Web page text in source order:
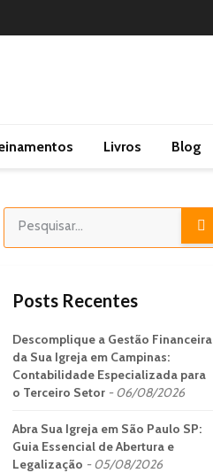
Livros Blog
Posts Recentes
Descomplique a Gestão Financeira
da Sua Igreja em Campinas:
Contabilidade Especializada para
o Terceiro Setor
06/08/2026
Abra Sua Igreja em São Paulo SP:
Guia Essencial de Abertura e
Legalização
05/08/2026